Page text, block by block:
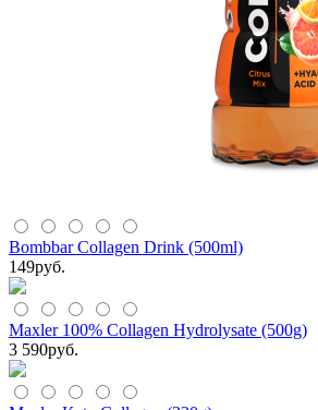
Bombbar Collagen Drink (500ml)
149руб.
Maxler 100% Collagen Hydrolysate (500g)
3 590руб.